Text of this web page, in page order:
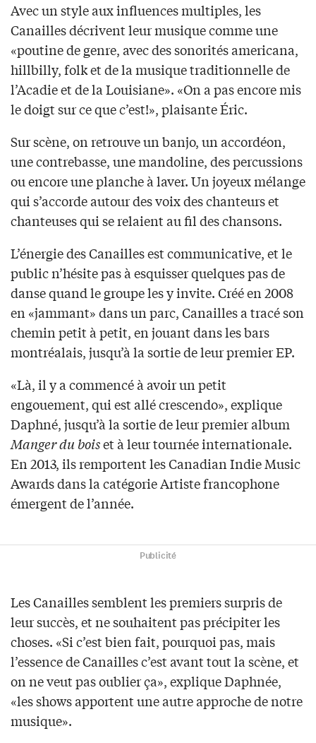
Avec un style aux influences multiples, les
Canailles décrivent leur musique comme une
«poutine de genre, avec des sonorités americana,
hillbilly, folk et de la musique traditionnelle de
l’Acadie et de la Louisiane». «On a pas encore mis
le doigt sur ce que c’est!», plaisante Éric.
Sur scène, on retrouve un banjo, un accordéon,
une contrebasse, une mandoline, des percussions
ou encore une planche à laver. Un joyeux mélange
qui s’accorde autour des voix des chanteurs et
chanteuses qui se relaient au fil des chansons.
L’énergie des Canailles est communicative, et le
public n’hésite pas à esquisser quelques pas de
danse quand le groupe les y invite. Créé en 2008
en «jammant» dans un parc, Canailles a tracé son
chemin petit à petit, en jouant dans les bars
montréalais, jusqu’à la sortie de leur premier EP.
«Là, il y a commencé à avoir un petit
engouement, qui est allé crescendo», explique
Daphné, jusqu’à la sortie de leur premier album
Manger du boiset à leur tournée internationale.
En 2013, ils remportent les Canadian Indie Music
Awards dans la catégorie Artiste francophone
émergent de l’année.
Publicité
Les Canailles semblent les premiers surpris de
leur succès, et ne souhaitent pas précipiter les
choses. «Si c’est bien fait, pourquoi pas, mais
l’essence de Canailles c’est avant tout la scène, et
on ne veut pas oublier ça», explique Daphnée,
«les shows apportent une autre approche de notre
musique».